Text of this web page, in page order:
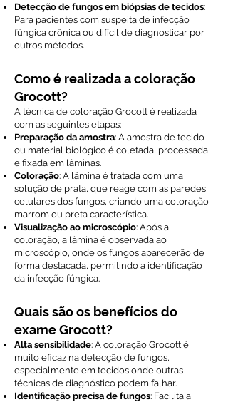
Detecção de fungos em biópsias de tecidos:
Para pacientes com suspeita de infecção
fúngica crônica ou difícil de diagnosticar por
outros métodos.
Como é realizada a coloração
Grocott?
A técnica de coloração Grocott é realizada
com as seguintes etapas:
Preparação da amostra: A amostra de tecido
ou material biológico é coletada, processada
e fixada em lâminas.
Coloração: A lâmina é tratada com uma
solução de prata, que reage com as paredes
celulares dos fungos, criando uma coloração
marrom ou preta característica.
Visualização ao microscópio: Após a
coloração, a lâmina é observada ao
microscópio, onde os fungos aparecerão de
forma destacada, permitindo a identificação
da infecção fúngica.
Quais são os benefícios do
exame Grocott?
Alta sensibilidade: A coloração Grocott é
muito eficaz na detecção de fungos,
especialmente em tecidos onde outras
técnicas de diagnóstico podem falhar.
Identificação precisa de fungos: Facilita a